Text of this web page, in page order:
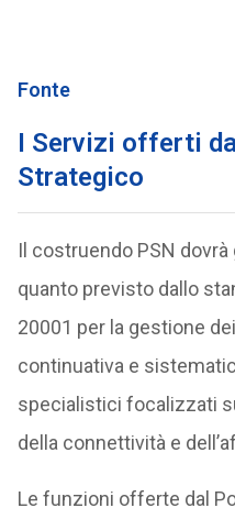
Fonte
I Servizi offerti
Strategico
Il costruendo PSN dovrà
quanto previsto dallo
20001 per la gestione
continuativa e
specialistici focalizzati
della connettività e
Le funzioni offerte dal